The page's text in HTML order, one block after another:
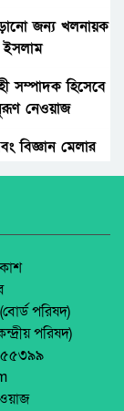
হত্যা করল
কঠোর অবস্থান
কর্তৃক
শিশু-কিশোর
বিদ্যালয়ের
তৈরি –
জন্য খলনায়ক
ইসলাম
সম্পাদক হিসেবে
নেওয়াজ
বিজ্ঞান মেলার
অনুষ্ঠিত।
সভা
১১ দলের
পরিষদ)
পরিষদ)